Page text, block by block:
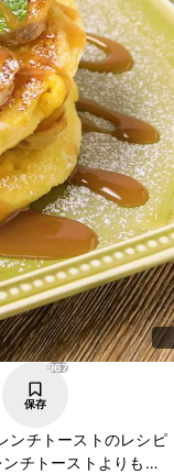
967
保存
ンチトーストのレシピ
チトーストよりも